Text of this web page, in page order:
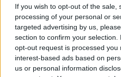
If you wish to opt-out of the sale,
processing of your personal or
targeted advertising by us,
section to confirm your
opt-out request is processed you
interest-based ads based on
us or personal information
na podbój zagranicy!
Pierwszymi
zostali Kevin "HS" Tarn
Halimi. Ten pierwszy to
obecnie związany jest z